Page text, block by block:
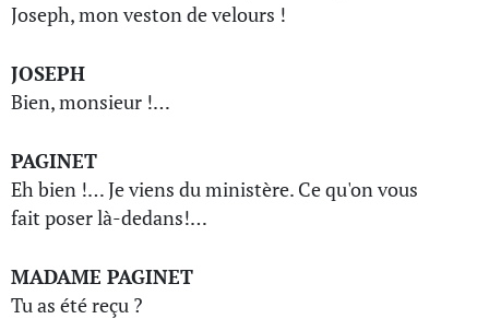
Joseph, mon veston de velours !
JOSEPH
Bien, monsieur !…
PAGINET
Eh bien !… Je viens du ministère. Ce qu'on vous
fait poser là-dedans!…
MADAME PAGINET
Tu as été reçu ?